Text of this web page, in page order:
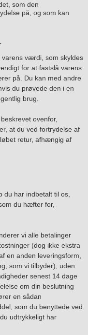
som den
på, og som kan
værdi, som skyldes
for at fastslå varens
på. Du kan med andre
du prøvede den i en
brug.
ovenfor,
at du ved fortrydelse af
retur, afhængig af
du har indbetalt til os,
du hæfter for,
vi alle betalinger
(dog ikke ekstra
en anden leveringsform,
som vi tilbyder), uden
senest 14 dage
om din beslutning
en sådan
som du benyttede ved
udtrykkeligt har